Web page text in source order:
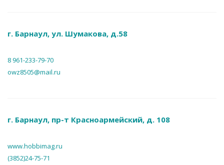
г. Барнаул, ул. Шумакова, д.58
8 961-233-79-70
owz8505@mail.ru
г. Барнаул, пр-т Красноармейский, д. 108
www.hobbimag.ru
(3852)24-75-71